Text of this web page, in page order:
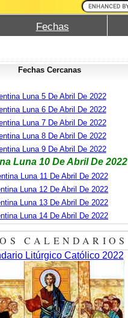
Fechas
Fechas Cercanas
Luna 5 De Abril De 2022
Luna 6 De Abril De 2022
Luna 7 De Abril De 2022
Luna 8 De Abril De 2022
Luna 9 De Abril De 2022
Luna 10 De Abril De 2022
Luna 11 De Abril De 2022
Luna 12 De Abril De 2022
Luna 13 De Abril De 2022
Luna 14 De Abril De 2022
CALENDARIOS
Litúrgico Católico 2022